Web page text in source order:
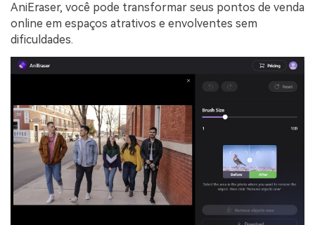
AniEraser, você pode transformar seus pontos de venda
online em espaços atrativos e envolventes sem
dificuldades.